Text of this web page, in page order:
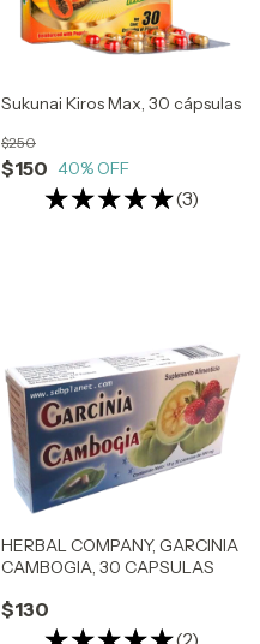
Sukunai Kiros Max, 30 cápsulas
$150
$250
40% OFF
(3)
HERBAL COMPANY, GARCINIA
CAMBOGIA, 30 CAPSULAS
$130